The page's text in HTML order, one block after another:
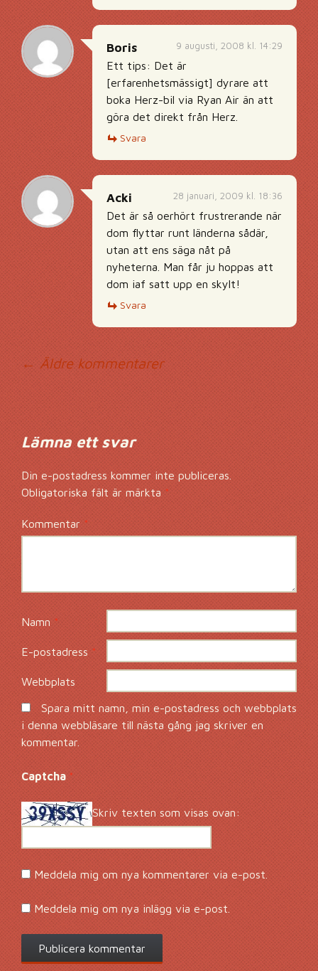
9 augusti, 2008 kl. 14:29
Boris
Ett tips: Det är
[erfarenhetsmässigt] dyrare att
boka Herz-bil via Ryan Air än att
göra det direkt från Herz.
Svara
28 januari, 2009 kl. 18:36
Acki
Det är så oerhört frustrerande när
dom flyttar runt länderna sådär,
utan att ens säga nåt på
nyheterna. Man får ju hoppas att
dom iaf satt upp en skylt!
Svara
← Äldre kommentarer
Lämna ett svar
Din e-postadress kommer inte publiceras.
Obligatoriska fält är märkta*
Kommentar *
Namn *
E-postadress*
Webbplats
Spara mitt namn, min e-postadress och webbplats
i denna webbläsare till nästa gång jag skriver en
kommentar.
Captcha*
Skriv texten som visas ovan:
Meddela mig om nya kommentarer via e-post.
Meddela mig om nya inlägg via e-post.